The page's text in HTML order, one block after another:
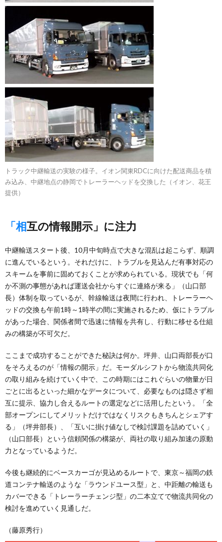
トラック中継輸送の実験の様子。イオン関東RDCに向けた配送商品を積
み込み、中継地点の静岡でトレーラーヘッドを交換した（イオン、花王
提供）
「相互の情報開示」に注力
中継輸送スタート後、10月中旬時点で大きな混乱は起こらず、順調
に進んでいるという。それだけに、トラブルを見込んだ有事対応の
スキームを事前に固めておくことが求められている。現状でも「何
か不測の事態があれば運送会社からすぐに連絡が来る」（山口部
長）体制を取っているが、幹線輸送は夜間に行われ、トレーラーヘ
ッドの交換も午前1時～1時半の間に実施されるため、仮にトラブル
があった場合、関係者間で迅速に情報を共有し、行動に移せる仕組
みの構築が不可欠だ。
ここまで成功することができた秘訣は何か。坪井、山口両部長が口
をそろえるのが「情報の開示」だ。モーダルシフトから物流共同化
の取り組みを続けていく中で、この時期にはこれぐらいの物量が日
ごとに出るといった細かなデータについて、必要なものは隠さず相
互に提示、協力し合えるルートの選定などに活用したという。「全
部オープンにしてメリットだけではなくリスクもきちんとシェアす
る」（坪井部長）、「互いに掛け値なしで検討課題を詰めていく」
（山口部長）という信頼関係の構築が、両社の取り組み加速の原動
力となっているようだ。
今後も継続的にベースカーゴが見込めるルートで、東京～福岡の鉄
道コンテナ輸送のような「ラウンドユース型」と、中距離の輸送も
カバーできる「トレーラーチェンジ型」の二本立てで物流共同化の
検討を進めていく見通しだ。
（藤原秀行）